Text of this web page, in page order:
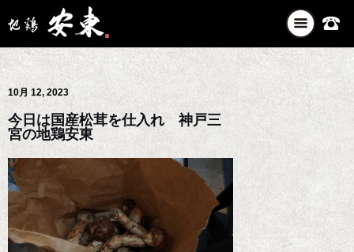
ナ
ビ
ゲ
シ
10月 12, 2023
今日は国産松茸を仕入れ 神戸三
宮の地鶏安東